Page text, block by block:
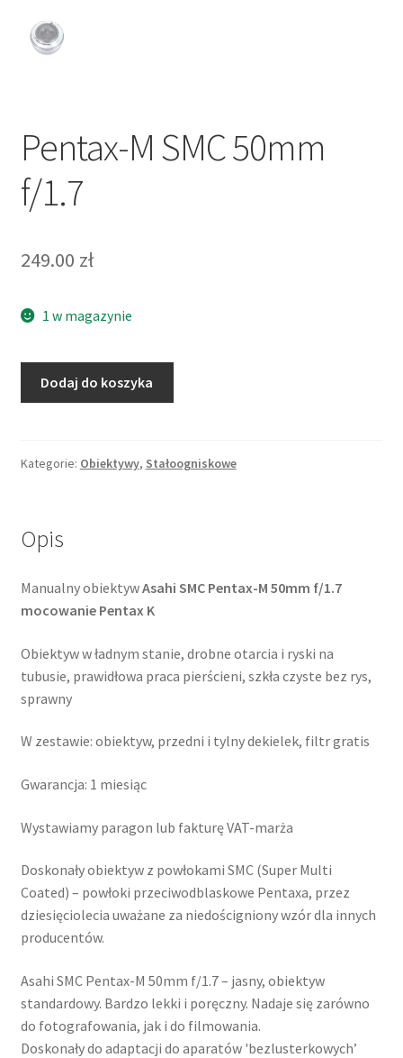
Pentax-M SMC 50mm
f/1.7
249.00 zł
1 w magazynie
50mm
Dodaj do koszyka
Kategorie: Obiektywy, Stałoogniskowe
Opis
Manualny obiektywAsahi SMC Pentax-M 50mm f/1.7
mocowanie Pentax K
Obiektyw w ładnym stanie, drobne otarcia i ryski na
tubusie, prawidłowa praca pierścieni, szkła czyste bez rys,
sprawny
W zestawie: obiektyw, przedni i tylny dekielek, filtr gratis
Gwarancja: 1 miesiąc
Wystawiamy paragon lub fakturę VAT-marża
Doskonały obiektyw z powłokami SMC (Super Multi
Coated) – powłoki przeciwodblaskowe Pentaxa, przez
dziesięciolecia uważane za niedościgniony wzór dla innych
producentów.
Asahi SMC Pentax-M 50mm f/1.7 – jasny, obiektyw
standardowy. Bardzo lekki i poręczny. Nadaje się zarówno
do fotografowania, jak i do filmowania.
Doskonały do adaptacji do aparatów 'bezlusterkowych’